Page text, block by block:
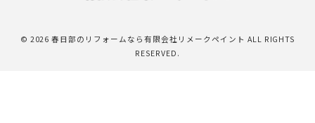
© 2026 春日部のリフォームなら有限会社リメークペイント ALL RIGHTS
RESERVED.